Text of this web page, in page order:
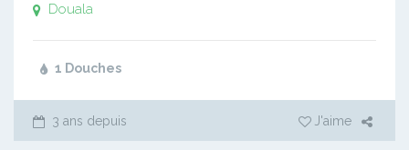
Douala
1 Douches
3 ans depuis J'aime